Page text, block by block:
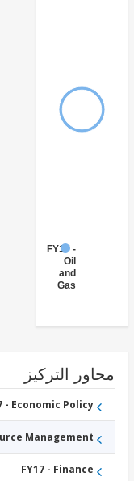
التركيز
FY17 - Economic Policy
Resource Management
FY17 - Finance